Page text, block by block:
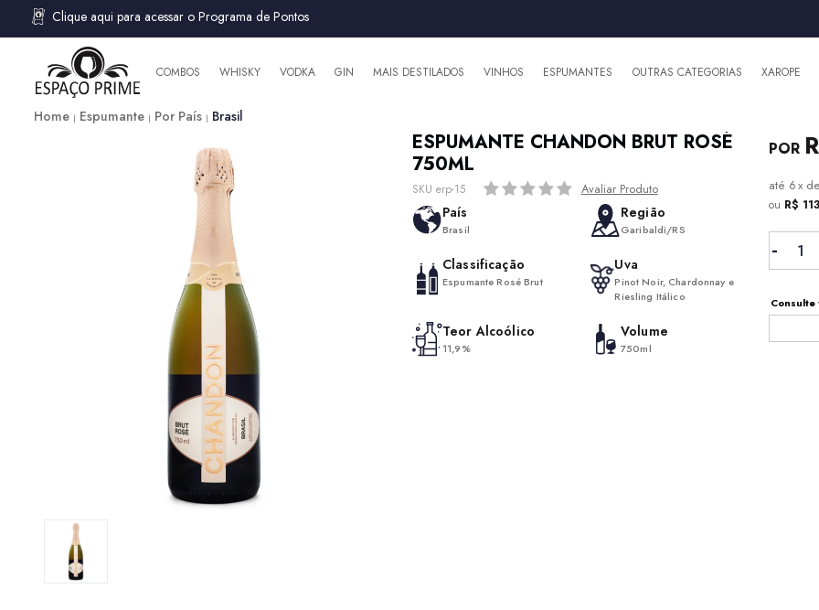
Clique aqui para acessar o Programa de Pontos
COMBOS WHISKY VODKA GIN MAIS DESTILADOS VINHOS ESPUMANTES OUTRAS CATEGORIAS XAROPE
Home Espumante Por País Brasil
ESPUMANTE CHANDON BRUT ROSÉ
750ML
SKU erp-15 Avaliar Produto
País
Brasil
Região
Garibaldi/RS
Classificação
Espumante Rosé Brut
Uva
Pinot Noir, Chardonnay e
Riesling Itálico
Teor Alcoólico
11,9%
Volume
750ml
6x de
ou R$